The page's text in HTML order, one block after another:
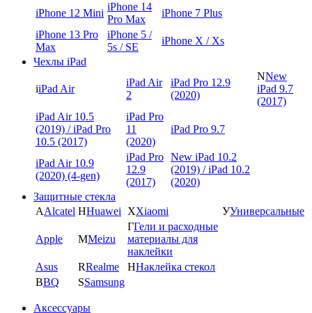
iPhone 12 Mini
iPhone 14
Pro Max
iPhone 7 Plus
iPhone 13 Pro
Max
iPhone 5 /
5s / SE
iPhone X / Xs
Чехлы iPad
iiPad Air
iPad Air
2
iPad Pro 12.9
(2020)
NNew
iPad 9.7
(2017)
iPad Air 10.5
(2019) / iPad Pro
10.5 (2017)
iPad Pro
11
(2020)
iPad Pro 9.7
iPad Air 10.9
(2020) (4-gen)
iPad Pro
12.9
(2017)
New iPad 10.2
(2019) / iPad 10.2
(2020)
Защитные стекла
AAlcatel HHuawei XXiaomi УУниверсальные
Apple MMeizu
ГГели и расходные
материалы для
наклейки
Asus
RRealme ННаклейка стекол
BBQ SSamsung
Аксессуары